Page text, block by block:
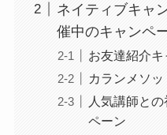
ネイティブキャ
催中のキャンペ
お友達紹介
カランメソ
人気講師と
ペーン